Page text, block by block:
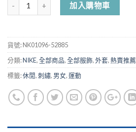
加入購物車
貨號:NK01096-52885
分類:NIKE,全部商品,全部服飾,外套,熱賣推薦
標籤:休閒,刺繡, 男女,運動